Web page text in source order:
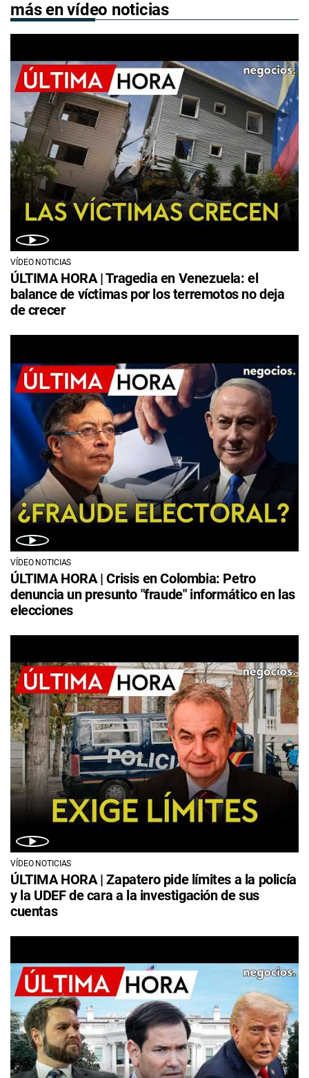
más en vídeo noticias
VÍDEO NOTICIAS
ÚLTIMA HORA | Tragedia en Venezuela: el
balance de víctimas por los terremotos no deja
de crecer
VÍDEO NOTICIAS
ÚLTIMA HORA | Crisis en Colombia: Petro
denuncia un presunto "fraude" informático en las
elecciones
VÍDEO NOTICIAS
ÚLTIMA HORA | Zapatero pide límites a la policía
y la UDEF de cara a la investigación de sus
cuentas